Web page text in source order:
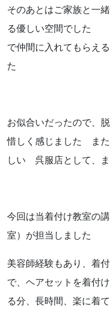
そのあとはご家族と
る優しい空間でした
で仲間に入れてもらえ
た
お似合いだったので、
惜しく感じました また
しい 呉服店として、
今回は当着付け教室の
室）が担当しました
美容師経験もあり、着
で、ヘアセットを着付
る分、長時間、楽に着